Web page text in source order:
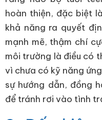
hoàn thiện, đặc biệt
khả năng ra quyết
mạnh mẽ, thậm chí
môi trường là điều có
vì chưa có kỹ năng
sự hướng dẫn, đồng
để tránh rơi vào tình